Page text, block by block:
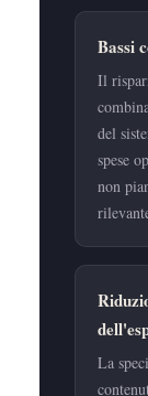
Bassi
Il
del
spese
non
La